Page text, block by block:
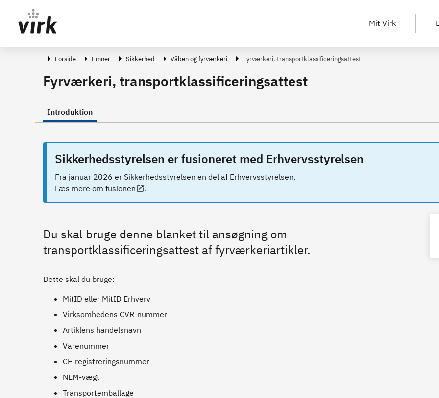
Mit Virk
Forside Emner Sikkerhed Våben og fyrværkeri Fyrværkeri, transportklassificeringsattest
Fyrværkeri, transportklassificeringsattest
Introduktion
Sikkerhedsstyrelsen er fusioneret med Erhvervsstyrelsen
Fra januar 2026 er Sikkerhedsstyrelsen en del af Erhvervsstyrelsen.
Læs mere om fusionen
.
Du skal bruge denne blanket til ansøgning om
transportklassificeringsattest af fyrværkeriartikler.
Dette skal du bruge:
MitID eller MitID Erhverv
Virksomhedens CVR-nummer
Artiklens handelsnavn
Varenummer
CE-registreringsnummer
NEM-vægt
Transportemballage